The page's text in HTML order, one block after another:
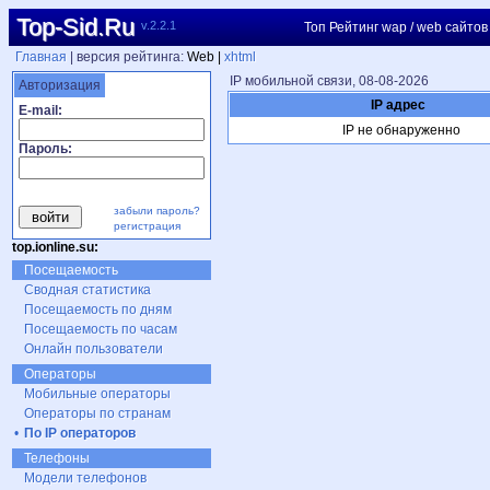
Top-Sid.Ru v.2.2.1
Топ Рейтинг wap / web сайтов
Главная
| версия рейтинга: Web | xhtml
Авторизация
E-mail:
Пароль:
забыли пароль?
регистрация
top.ionline.su:
Посещаемость
Сводная статистика
Посещаемость по дням
Посещаемость по часам
Онлайн пользователи
Операторы
Мобильные операторы
Операторы по странам
• По IP операторов
Телефоны
Модели телефонов
IP мобильной связи, 08-08-2026
IP адрес
IP не обнаруженно